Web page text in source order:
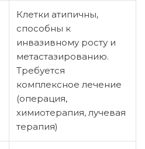
Клетки атипичны,
способны к
инвазивному росту и
метастазированию.
Требуется
комплексное лечение
(операция,
химиотерапия, лучевая
терапия)